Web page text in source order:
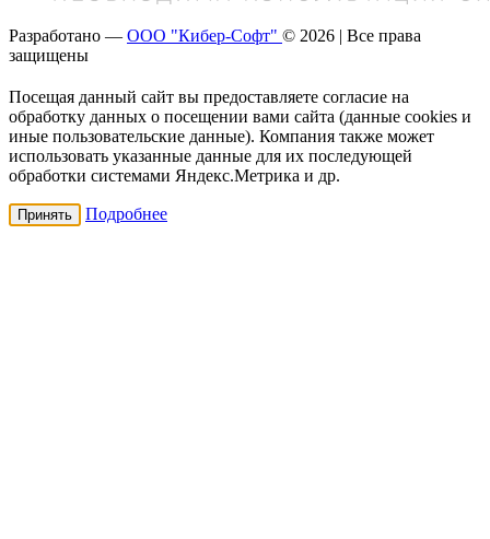
Разработано — ООО "Кибер-Софт" © 2026 | Все права
защищены
Посещая данный сайт вы предоставляете согласие на
обработку данных о посещении вами сайта (данные cookies и
иные пользовательские данные). Компания также может
использовать указанные данные для их последующей
обработки системами Яндекс.Метрика и др.
Принять Подробнее